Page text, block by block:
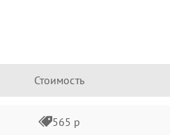
Стоимость
565 р